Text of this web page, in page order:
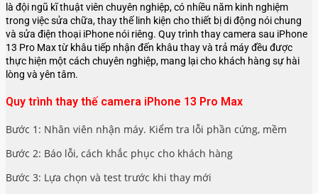
là đội ngũ kĩ thuật viên chuyên nghiệp, có nhiều năm kinh nghiệm
trong việc sửa chữa, thay thế linh kiện cho thiết bị di động nói chung
và sửa điện thoại iPhone nói riêng. Quy trình thay camera sau iPhone
13 Pro Max từ khâu tiếp nhận đến khâu thay và trả máy đều được
thực hiện một cách chuyên nghiệp, mang lại cho khách hàng sự hài
lòng và yên tâm.
Quy trình thay thế camera iPhone 13 Pro Max
Bước 1: Nhân viên nhận máy. Kiểm tra lỗi phần cứng, mềm
Bước 2: Báo lỗi, cách khắc phục cho khách hàng
Bước 3: Lựa chọn và test trước khi thay mới